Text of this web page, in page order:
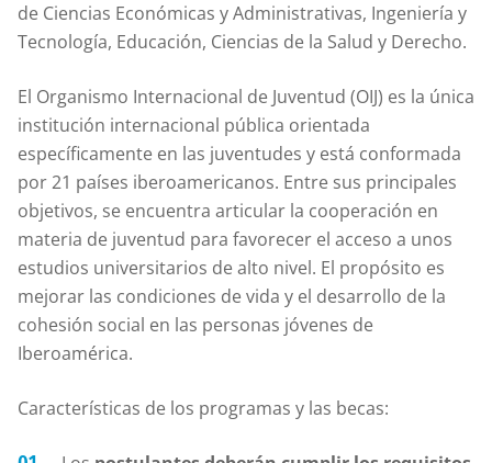
de Ciencias Económicas y Administrativas, Ingeniería y
Tecnología, Educación, Ciencias de la Salud y Derecho.
El Organismo Internacional de Juventud (OIJ) es la única
institución internacional pública orientada
específicamente en las juventudes y está conformada
por 21 países iberoamericanos. Entre sus principales
objetivos, se encuentra articular la cooperación en
materia de juventud para favorecer el acceso a unos
estudios universitarios de alto nivel. El propósito es
mejorar las condiciones de vida y el desarrollo de la
cohesión social en las personas jóvenes de
Iberoamérica.
Características de los programas y las becas: